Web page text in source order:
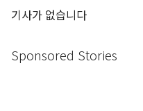
기사가 없습니다
Sponsored Stories